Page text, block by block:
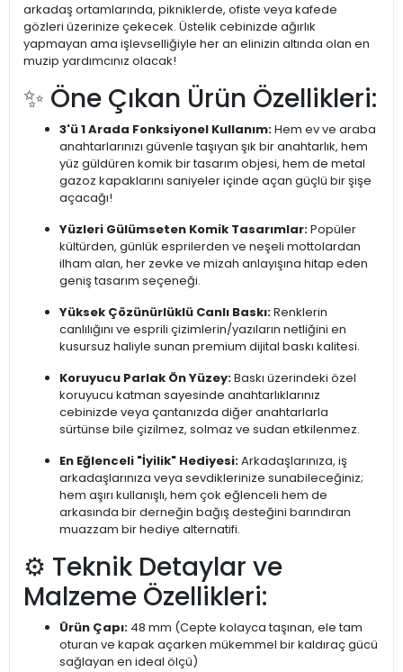
arkadaş ortamlarında, pikniklerde, ofiste veya kafede
gözleri üzerinize çekecek. Üstelik cebinizde ağırlık
yapmayan ama işlevselliğiyle her an elinizin altında olan en
muzip yardımcınız olacak!
✨ Öne Çıkan Ürün Özellikleri:
3'ü 1 Arada Fonksiyonel Kullanım:Hem ev ve araba
anahtarlarınızı güvenle taşıyan şık bir anahtarlık, hem
yüz güldüren komik bir tasarım objesi, hem de metal
gazoz kapaklarını saniyeler içinde açan güçlü bir şişe
açacağı!
Yüzleri Gülümseten Komik Tasarımlar:Popüler
kültürden, günlük esprilerden ve neşeli mottolardan
ilham alan, her zevke ve mizah anlayışına hitap eden
geniş tasarım seçeneği.
Yüksek Çözünürlüklü Canlı Baskı:Renklerin
canlılığını ve esprili çizimlerin/yazıların netliğini en
kusursuz haliyle sunan premium dijital baskı kalitesi.
Koruyucu Parlak Ön Yüzey:Baskı üzerindeki özel
koruyucu katman sayesinde anahtarlıklarınız
cebinizde veya çantanızda diğer anahtarlarla
sürtünse bile çizilmez, solmaz ve sudan etkilenmez.
En Eğlenceli "İyilik" Hediyesi:Arkadaşlarınıza, iş
arkadaşlarınıza veya sevdiklerinize sunabileceğiniz;
hem aşırı kullanışlı, hem çok eğlenceli hem de
arkasında bir derneğin bağış desteğini barındıran
muazzam bir hediye alternatifi.
⚙️ Teknik Detaylar ve
Malzeme Özellikleri:
Ürün Çapı: 48 mm (Cepte kolayca taşınan, ele tam
oturan ve kapak açarken mükemmel bir kaldıraç gücü
sağlayan en ideal ölçü)